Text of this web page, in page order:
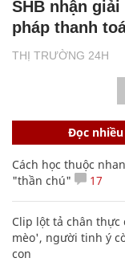
THỊ TRƯỜNG 24H
SHB nhận
pháp thanh
Đọc nhiều
Cách học thuộc
"thần chú"
17
Clip lột tả chân
mèo', người tinh ý
con